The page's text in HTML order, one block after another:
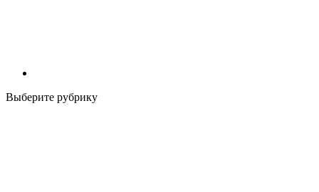
Выберите рубрику